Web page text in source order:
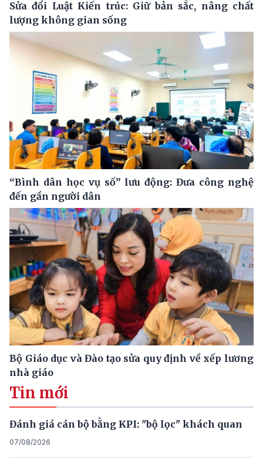
Sửa đổi Luật Kiến trúc: Giữ bản sắc, nâng chất
lượng không gian sống
“Bình dân học vụ số” lưu động: Đưa công nghệ
đến gần người dân
Bộ Giáo dục và Đào tạo sửa quy định về xếp lương
nhà giáo
Tin mới
Đánh giá cán bộ bằng KPI: "bộ lọc" khách quan
07/08/2026